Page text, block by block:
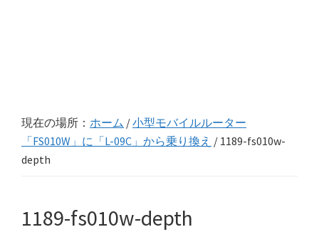
現在の場所： ホーム /小型モバイルルーター
「FS010W」に「L-09C」から乗り換え / 1189-fs010w-
depth
1189-fs010w-depth